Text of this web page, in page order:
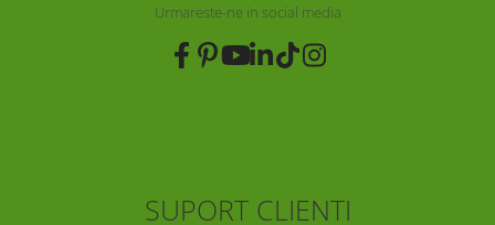
Urmareste-ne in social media
SUPORT CLIENTI